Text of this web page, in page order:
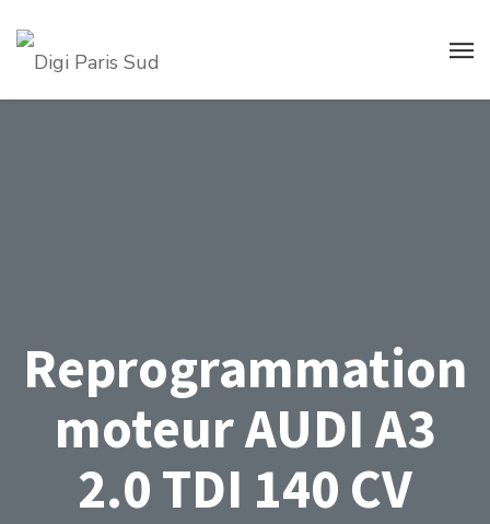
Reprogrammation
moteur AUDI A3
2.0 TDI 140 CV